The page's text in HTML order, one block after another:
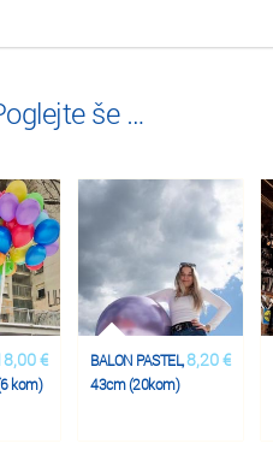
še …
€
kom)
8,20 €
BALON PASTEL,
43cm (20kom)